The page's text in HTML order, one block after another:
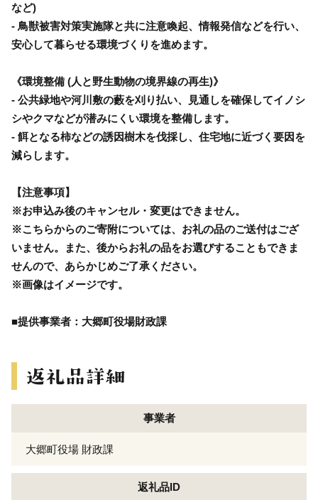
など)
- 鳥獣被害対策実施隊と共に注意喚起、情報発信などを行い、
安心して暮らせる環境づくりを進めます。
《環境整備 (人と野生動物の境界線の再生)》
- 公共緑地や河川敷の藪を刈り払い、見通しを確保してイノシ
シやクマなどが潜みにくい環境を整備します。
- 餌となる柿などの誘因樹木を伐採し、住宅地に近づく要因を
減らします。
【注意事項】
※お申込み後のキャンセル・変更はできません。
※こちらからのご寄附については、お礼の品のご送付はござ
いません。また、後からお礼の品をお選びすることもできま
せんので、あらかじめご了承ください。
※画像はイメージです。
■提供事業者：大郷町役場財政課
事業者
大郷町役場 財政課
返礼品ID